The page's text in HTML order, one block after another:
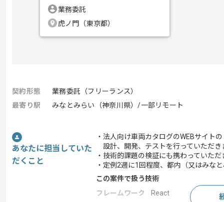
業務委託
虎ノ門（東京都）
契約形態
業務委託（フリーランス）
最寄り駅
みなとみらい（神奈川県）/一部リモート
あなたに担当していた
だくこと
・法人向け車両カタログのWEBサイト
設計、開発、テストを行っていただき
・技術的課題の検証にも携わっていただ
・定例2週に1回程度、都内（又はみな
この案件で扱う技術
フレームワーク
React